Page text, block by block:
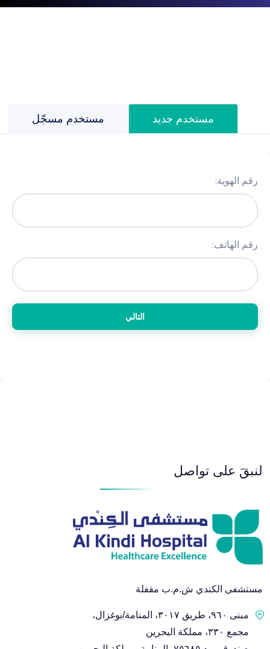
مستخدم جديد مستخدم مسجّل
رقم الهوية:
رقم الهاتف:
التالي
لنبقَ على تواصل
مستشفى الكندي ش.م.ب مقفلة
مبنى ٩٦٠، طريق ٣٠١٧، المنامة/بوغزال،
مجمع ٣٣٠، مملكة البحرين